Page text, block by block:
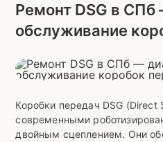
Ремонт DSG в СПб
обслуживание
Коробки передач DSG (Direct
современными
двойным сцеплением. Они
WhatsApp VK